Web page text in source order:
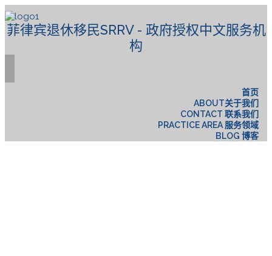
菲律宾退休移民SRRV - 政府授权中文服务机
构
首页
ABOUT关于我们
CONTACT 联系我们
PRACTICE AREA 服务领域
BLOG 博客